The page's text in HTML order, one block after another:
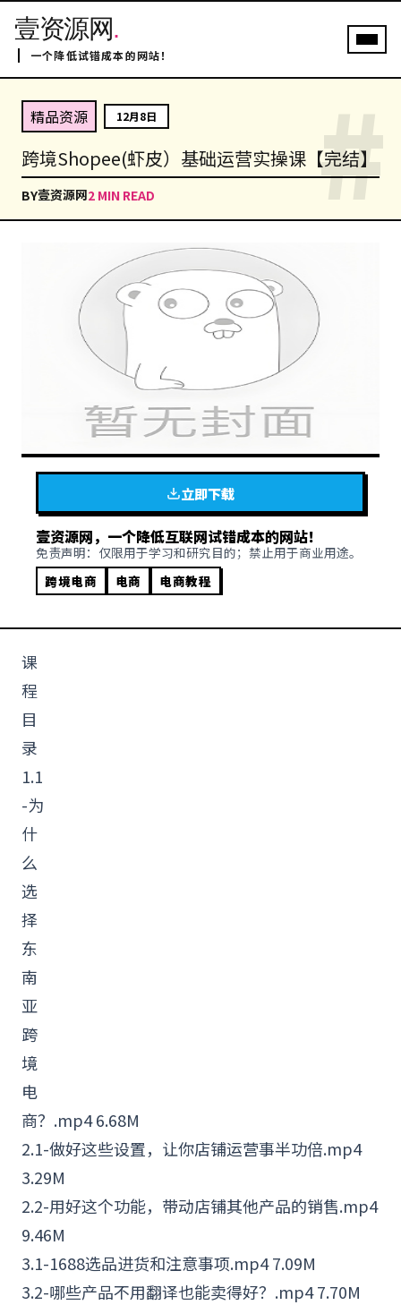
壹资源网.
一个降低试错成本的网站！
#
精品资源 12月8日
跨境Shopee(虾皮）基础运营实操课【完结】
BY壹资源网2 MIN READ
立即下载
壹资源网，一个降低互联网试错成本的网站！
免责声明：仅限用于学习和研究目的；禁止用于商业用途。
跨境电商
电商 电商教程
课
程
目
录
1.1
-为
什
么
选
择
东
南
亚
跨
境
电
商？.mp4 6.68M
2.1-做好这些设置，让你店铺运营事半功倍.mp4
3.29M
2.2-用好这个功能，带动店铺其他产品的销售.mp4
9.46M
3.1-1688选品进货和注意事项.mp4 7.09M
3.2-哪些产品不用翻译也能卖得好？.mp4 7.70M